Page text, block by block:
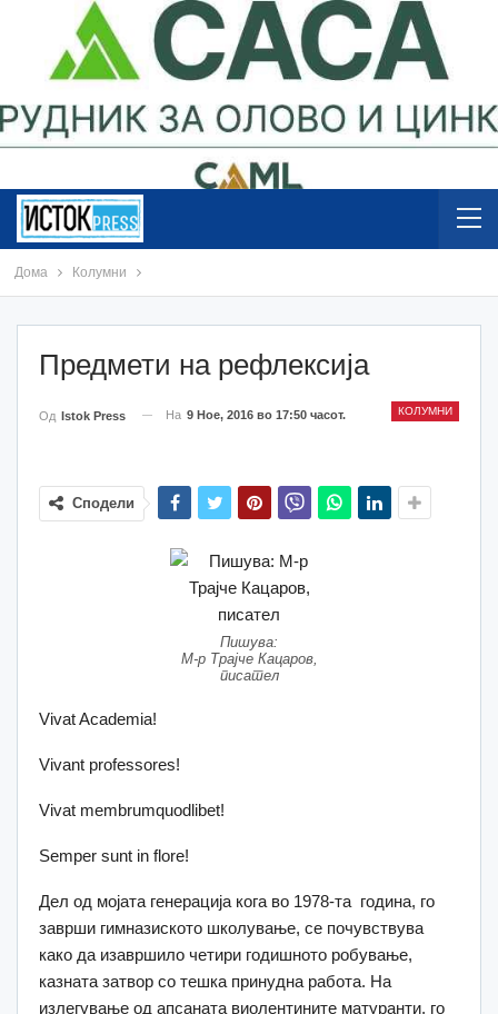
Дома Колумни
Предмети на рефлексија
КОЛУМНИ
Од Istok Press На 9 Ное, 2016 во 17:50 часот.
Сподели
Пишува:
М-р Трајче Кацаров,
писател
Vivat Academia!
Vivant professores!
Vivat membrumquodlibet!
Semper sunt in flore!
Дел од мојата генерација кога во 1978-та година, го
заврши гимназиското школување, се почувствува
како да изавршило четири годишното робување,
казната затвор со тешка принудна работа. На
излегување од апсаната виолентините матуранти, го